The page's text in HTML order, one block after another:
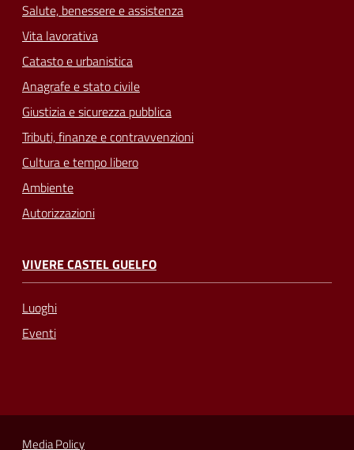
Salute, benessere e assistenza
Vita lavorativa
Catasto e urbanistica
Anagrafe e stato civile
Giustizia e sicurezza pubblica
Tributi, finanze e contravvenzioni
Cultura e tempo libero
Ambiente
Autorizzazioni
VIVERE CASTEL GUELFO
Luoghi
Eventi
Media Policy